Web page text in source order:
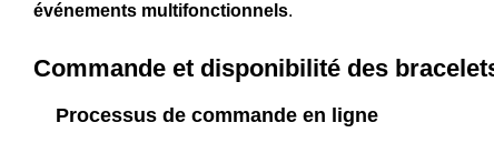
événements multifonctionnels.
Commande et disponibilité des
Processus de commande en ligne